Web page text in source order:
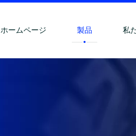
ホームページ 製品 私